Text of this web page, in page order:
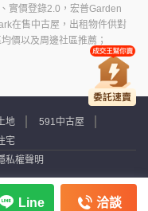
實價登錄2.0，宏普Garden
在售中古屋，出租物件供對
價以及周邊社區推薦；
地
591中古屋
宅
私權聲明
Ltd. All Rights reserved.
Line 洽談